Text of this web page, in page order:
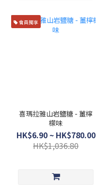
會員獨享
喜瑪拉雅山岩鹽糖 - 薑檸
檬味
HK$6.90 ~ HK$780.00
HK$1,036.80